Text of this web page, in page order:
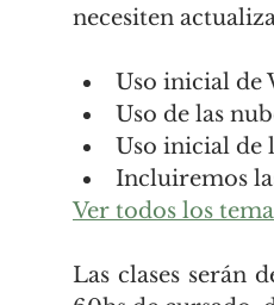
necesiten
Uso inicial de
Uso de las
Uso inicial de
Incluiremos
Ver todos los
Las clases serán